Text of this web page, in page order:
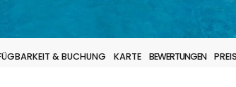
& BUCHUNG KARTE BEWERTUNGEN